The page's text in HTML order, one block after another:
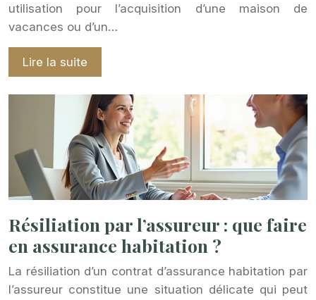
utilisation pour l’acquisition d’une maison de
vacances ou d’un…
Lire la suite
Résiliation par l’assureur : que faire
en assurance habitation ?
La résiliation d’un contrat d’assurance habitation par
l’assureur constitue une situation délicate qui peut